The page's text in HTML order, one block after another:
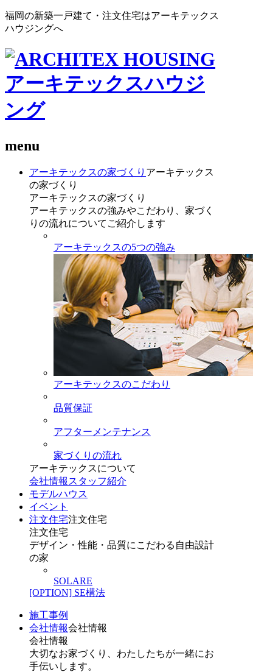
福岡の新築一戸建て・注文住宅はアーキテックス
ハウジングへ
menu
アーキテックスの家づくり アーキテックス
の家づくり
アーキテックスの家づくり
アーキテックスの強みやこだわり、家づく
りの流れについてご紹介します
アーキテックスの5つの強み
アーキテックスのこだわり
品質保証
アフターメンテナンス
家づくりの流れ
アーキテックスについて
会社情報 スタッフ紹介
モデルハウス
イベント
注文住宅注文住宅
注文住宅
デザイン・性能・品質にこだわる自由設計
の家
SOLARE
[OPTION] SE構法
施工事例
会社情報会社情報
会社情報
大切なお家づくり、わたしたちが一緒にお
手伝いします。